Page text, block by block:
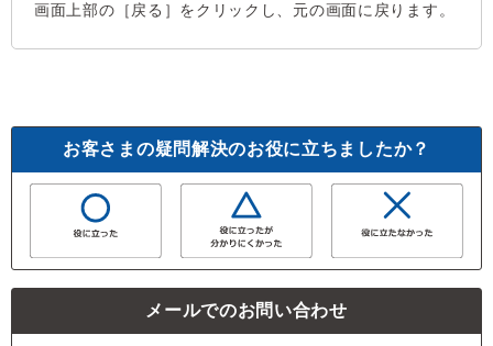
画面上部の［戻る］をクリックし、元の画面に戻ります。
お客さまの疑問解決のお役に立ちましたか？
メールでのお問い合わせ